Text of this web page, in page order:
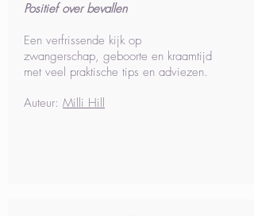
Positief over bevallen
Een verfrissende kijk op
zwangerschap, geboorte en kraamtijd
met veel praktische tips en adviezen.
Auteur: Milli Hill